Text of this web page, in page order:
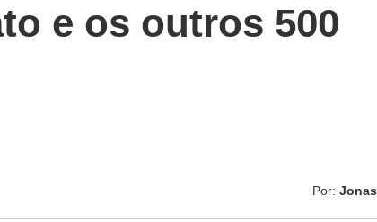
e os outros 500
Por: Jonas